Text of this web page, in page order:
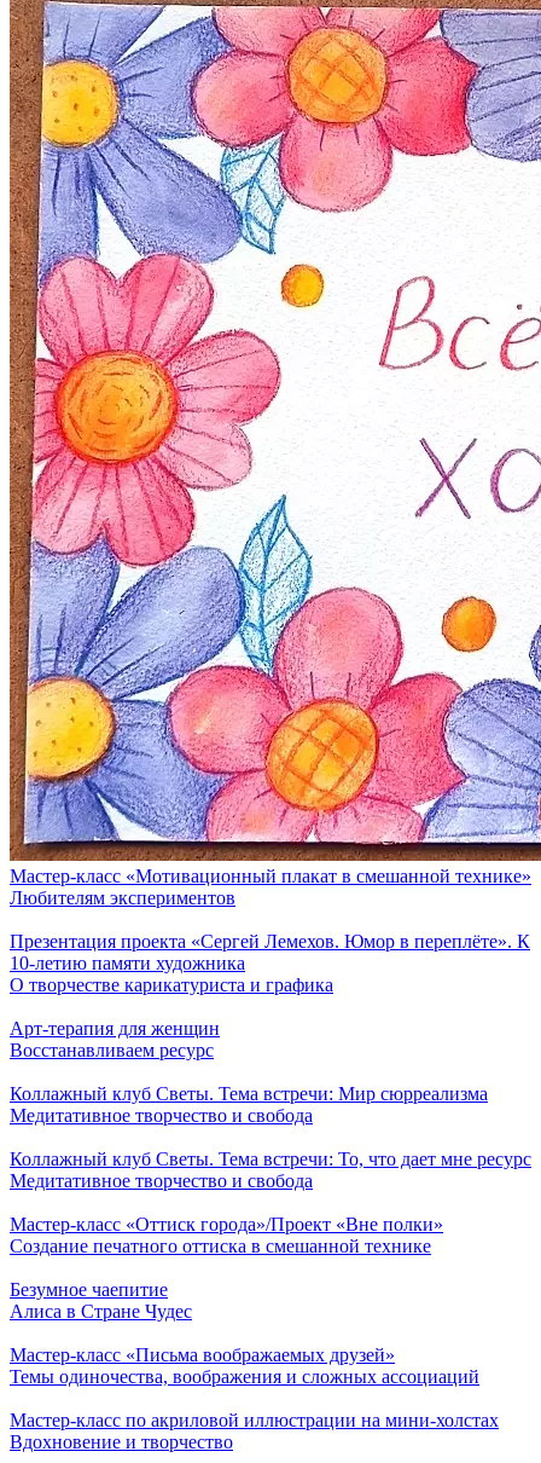
Мастер-класс «Мотивационный плакат в смешанной технике»
Любителям экспериментов
Презентация проекта «Сергей Лемехов. Юмор в переплёте». К
10-летию памяти художника
О творчестве карикатуриста и графика
Арт-терапия для женщин
Восстанавливаем ресурс
Коллажный клуб Светы. Тема встречи: Мир сюрреализма
Медитативное творчество и свобода
Коллажный клуб Светы. Тема встречи: То, что дает мне ресурс
Медитативное творчество и свобода
Мастер-класс «Оттиск города»/Проект «Вне полки»
Создание печатного оттиска в смешанной технике
Безумное чаепитие
Алиса в Стране Чудес
Мастер-класс «Письма воображаемых друзей»
Темы одиночества, воображения и сложных ассоциаций
Мастер-класс по акриловой иллюстрации на мини-холстах
Вдохновение и творчество